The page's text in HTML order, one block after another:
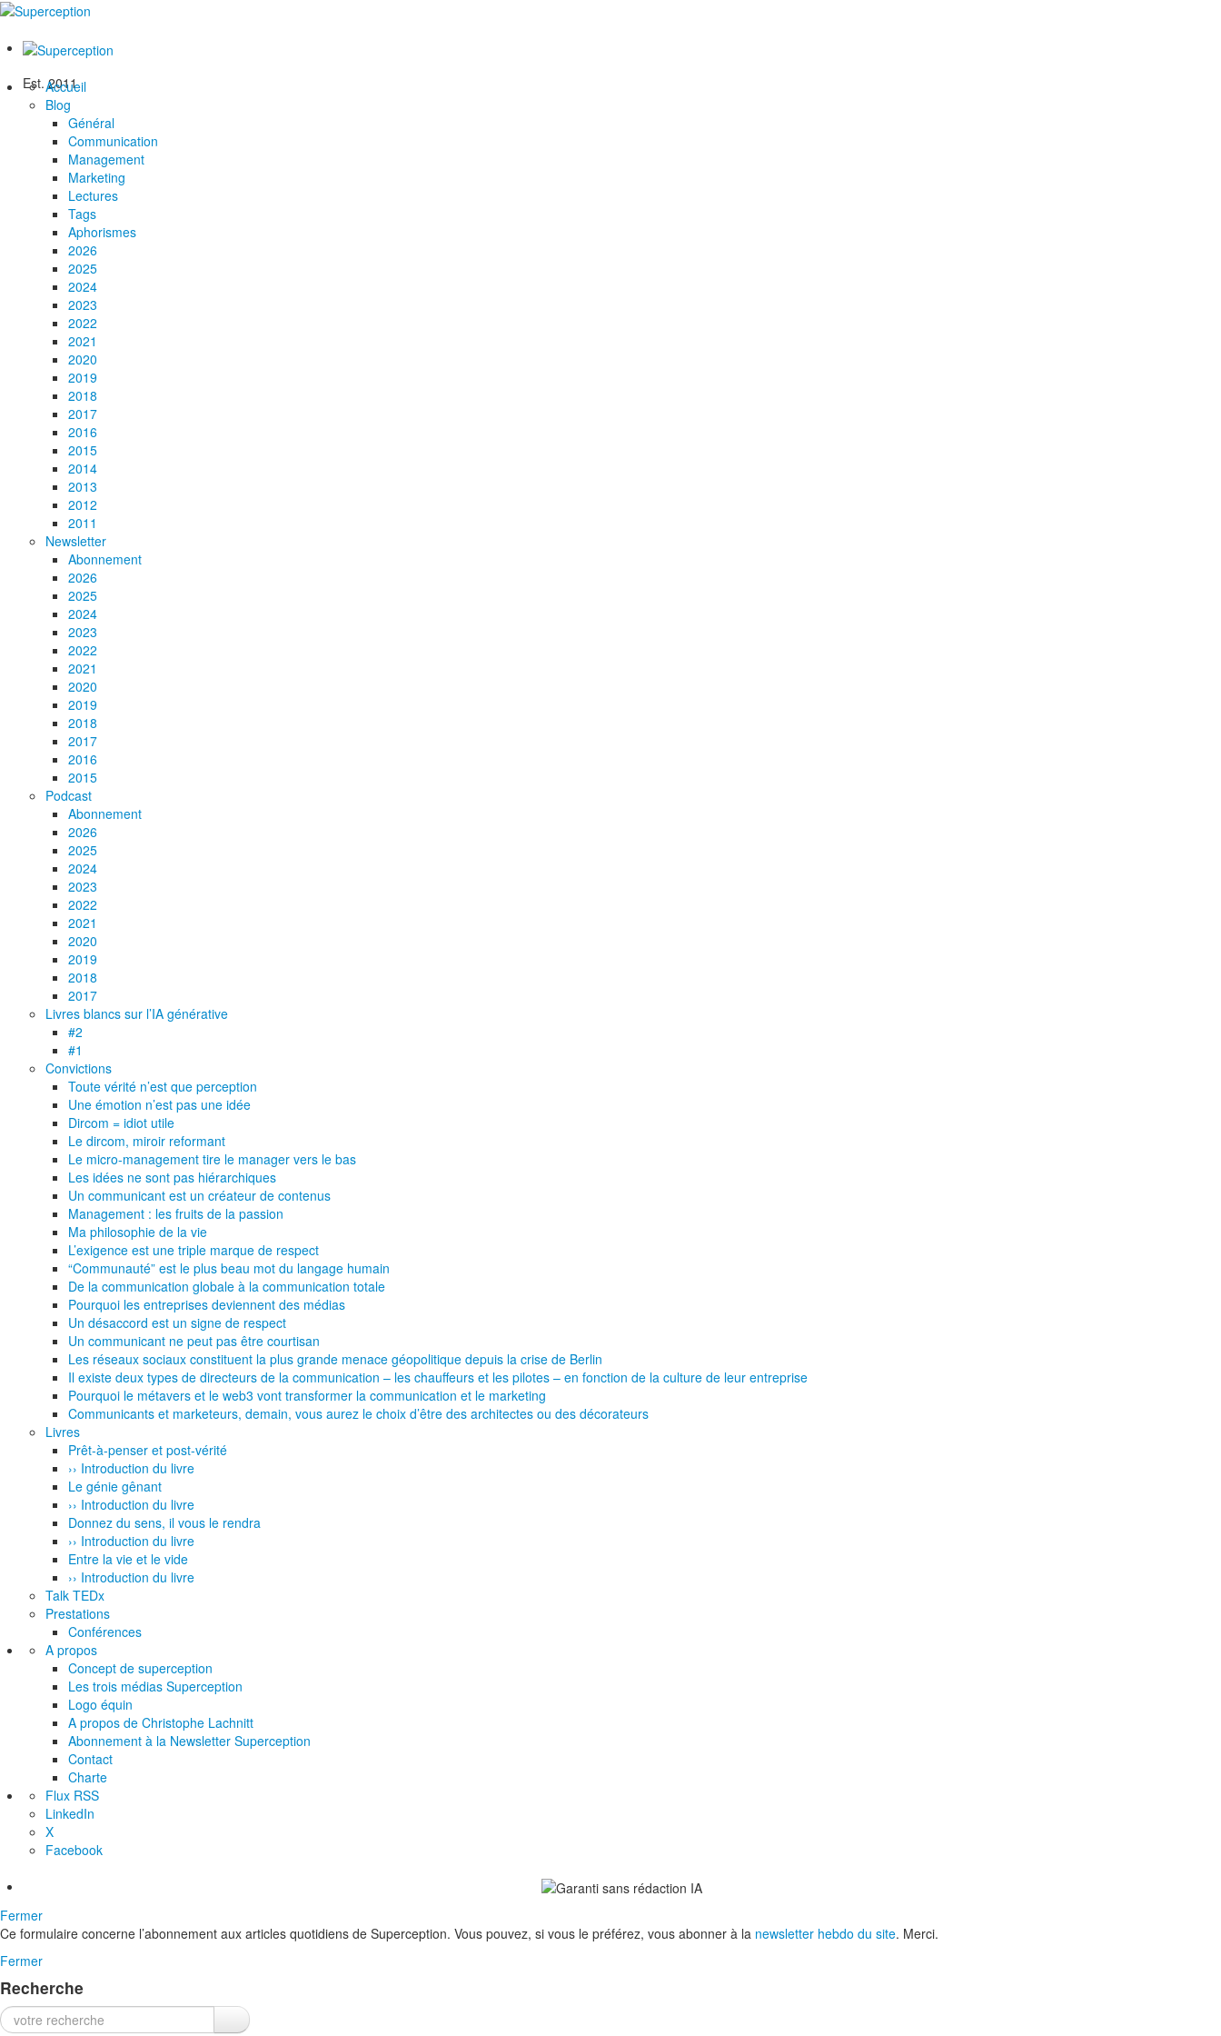
Est. 2011
Accueil
Blog
Général
Communication
Management
Marketing
Lectures
Tags
Aphorismes
2026
2025
2024
2023
2022
2021
2020
2019
2018
2017
2016
2015
2014
2013
2012
2011
Newsletter
Abonnement
2026
2025
2024
2023
2022
2021
2020
2019
2018
2017
2016
2015
Podcast
Abonnement
2026
2025
2024
2023
2022
2021
2020
2019
2018
2017
Livres blancs sur l’IA générative
#2
#1
Convictions
Toute vérité n’est que perception
Une émotion n’est pas une idée
Dircom = idiot utile
Le dircom, miroir reformant
Le micro-management tire le manager vers le bas
Les idées ne sont pas hiérarchiques
Un communicant est un créateur de contenus
Management : les fruits de la passion
Ma philosophie de la vie
L’exigence est une triple marque de respect
“Communauté” est le plus beau mot du langage humain
De la communication globale à la communication totale
Pourquoi les entreprises deviennent des médias
Un désaccord est un signe de respect
Un communicant ne peut pas être courtisan
Les réseaux sociaux constituent la plus grande menace géopolitique depuis la crise de Berlin
Il existe deux types de directeurs de la communication – les chauffeurs et les pilotes – en fonction de la culture de leur entreprise
Pourquoi le métavers et le web3 vont transformer la communication et le marketing
Communicants et marketeurs, demain, vous aurez le choix d’être des architectes ou des décorateurs
Livres
Prêt-à-penser et post-vérité
›› Introduction du livre
Le génie gênant
›› Introduction du livre
Donnez du sens, il vous le rendra
›› Introduction du livre
Entre la vie et le vide
›› Introduction du livre
Talk TEDx
Prestations
Conférences
A propos
Concept de superception
Les trois médias Superception
Logo équin
A propos de Christophe Lachnitt
Abonnement à la Newsletter Superception
Contact
Charte
Flux RSS
LinkedIn
X
Facebook
Fermer
Ce formulaire concerne l’abonnement aux articles quotidiens de Superception. Vous pouvez, si vous le préférez, vous abonner à la newsletter hebdo du site. Merci.
Fermer
Recherche
Recherche :